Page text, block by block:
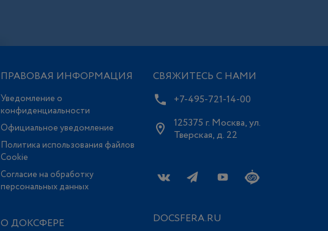
ПРАВОВАЯ ИНФОРМАЦИЯ
Уведомление о
конфиденциальности
Официальное уведомление
Политика использования файлов
Сookie
Согласие на обработку
персональных данных
О ДОКСФЕРЕ
СВЯЖИТЕСЬ С НАМИ
+7-495-721-14-00
125375 г. Москва, ул.
Тверская, д. 22
DOCSFERA.RU